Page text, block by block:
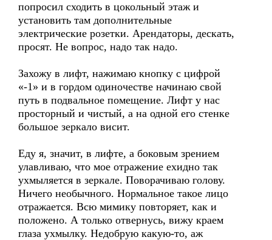
попросил сходить в цокольный этаж и
установить там дополнительные
электрические розетки. Арендаторы, дескать,
просят. Не вопрос, надо так надо.
Захожу в лифт, нажимаю кнопку с цифрой
«-1» и в гордом одиночестве начинаю свой
путь в подвальное помещение. Лифт у нас
просторный и чистый, а на одной его стенке
большое зеркало висит.
Еду я, значит, в лифте, а боковым зрением
улавливаю, что мое отражение ехидно так
ухмыляется в зеркале. Поворачиваю голову.
Ничего необычного. Нормальное такое лицо
отражается. Всю мимику повторяет, как и
положено. А только отвернусь, вижу краем
глаза ухмылку. Недобрую какую-то, аж